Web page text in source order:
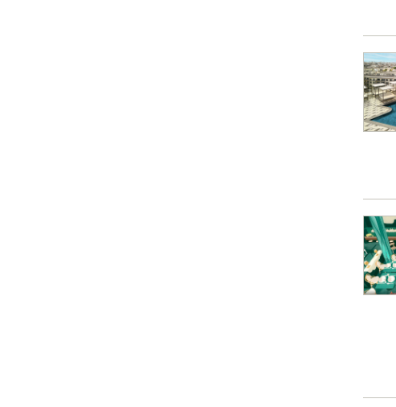
“Isabella” realizada en madera de haya pulida en